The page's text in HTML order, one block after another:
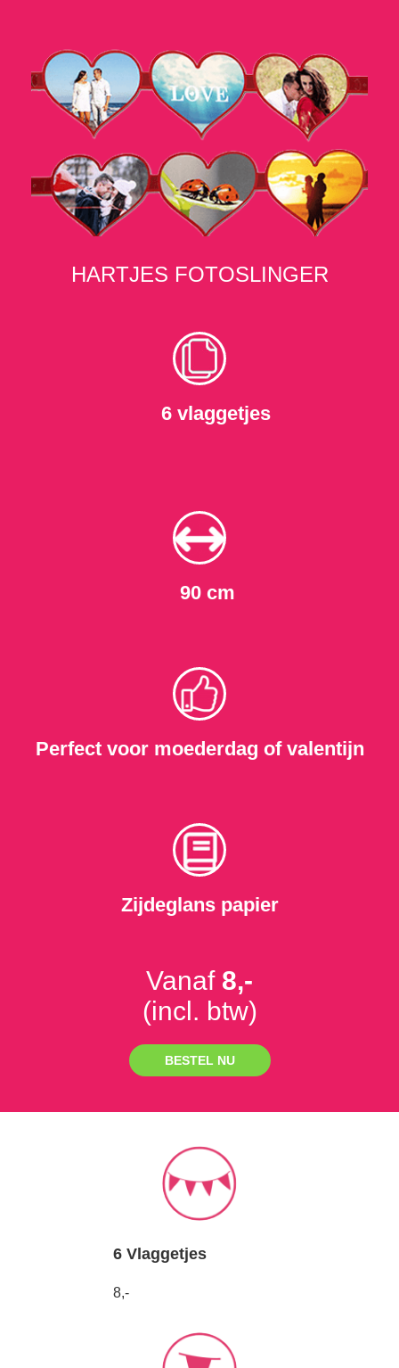
HARTJES FOTOSLINGER
6 vlaggetjes
90 cm
Perfect voor moederdag of valentijn
Zijdeglans papier
Vanaf8,-
(incl. btw)
BESTEL NU
6 Vlaggetjes
8,-